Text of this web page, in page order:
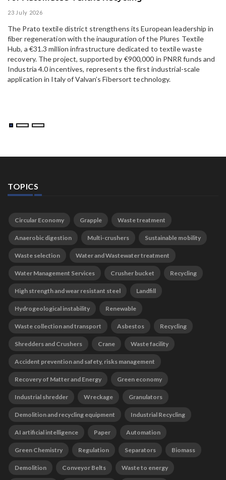
23 July 2026
The Prato textile district strengthens its European leadership in
fiber regeneration with the inauguration of the Plures Textile
Hub, a €31.3 million infrastructure dedicated to textile waste
recovery. The project, supported by €900,000 in PNRR funds and
Industria 4.0 incentives, represents the first industrial-scale
application in Italy of Valvan’s Fibersort technology.
TOPICS
Circular Economy Grapple Waste treatment
Anaerobic digestion Multi-crushers Sustainable mobility
Waste selection Water and Wastewater treatment
Water Management Services Crusher bucket Recycling
High strength and wear resistant steel Landfill
Hydrogeological instability Renewable
Waste collection and transport Asbestos Recycling
Shredders and Crushers Crane Waste facility
Accident prevention and safety, risks management
Recovery of Matter and Energy Green economy
Industrial shredder Wreckage Granulators
Demolition and recycling equipment Industrial Recycling
AI artificial intelligence Paper Automation
Green Chemistry Regulation Separators Biomass
Demolition Conveyor Belts Waste to energy